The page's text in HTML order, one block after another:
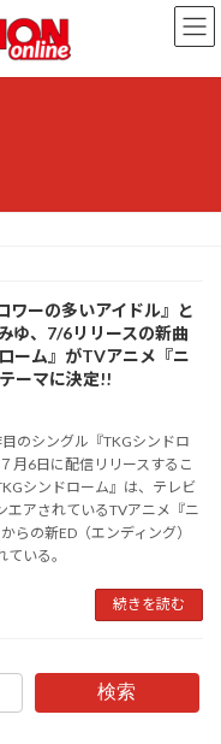
ワーの多いアイドル』と
ゆ、7/6リリースの新曲
ーム』がTVアニメ『ニ
ーマに決定!!
のシングル『TKGシンドロ
月6日に配信リリースするこ
シンドローム』は、テレビ
エアされているTVアニメ『ニ
らの新ED（エンディング）
いる。
続きを読む
検索